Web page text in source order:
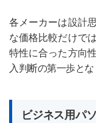
各メーカーは設計
な価格比較だけで
特性に合った方向
入判断の第一歩とな
ビジネス用パ